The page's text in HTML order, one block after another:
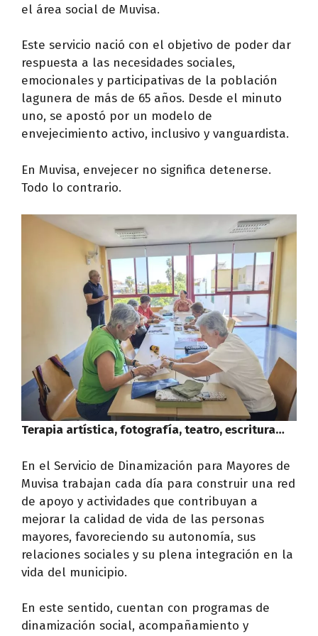
el área social de Muvisa.
Este servicio nació con el objetivo de poder dar
respuesta a las necesidades sociales,
emocionales y participativas de la población
lagunera de más de 65 años. Desde el minuto
uno, se apostó por un modelo de
envejecimiento activo, inclusivo y vanguardista.
En Muvisa, envejecer no significa detenerse.
Todo lo contrario.
Terapia artística, fotografía, teatro, escritura…
En el Servicio de Dinamización para Mayores de
Muvisa trabajan cada día para construir una red
de apoyo y actividades que contribuyan a
mejorar la calidad de vida de las personas
mayores, favoreciendo su autonomía, sus
relaciones sociales y su plena integración en la
vida del municipio.
En este sentido, cuentan con programas de
dinamización social, acompañamiento y